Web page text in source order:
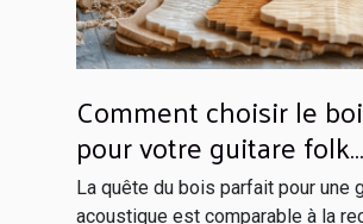
Comment choisir le
pour votre guitare folk
acoustique
La quête du bois parfait pour une
acoustique est comparable à la